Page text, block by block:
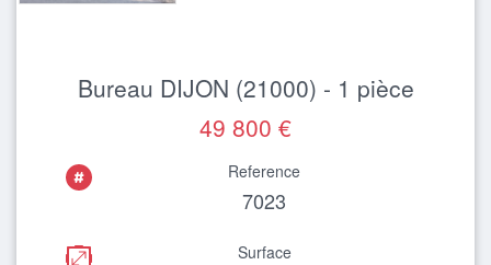
Bureau DIJON (21000) - 1 pièce
49 800 €
Reference
7023
Surface